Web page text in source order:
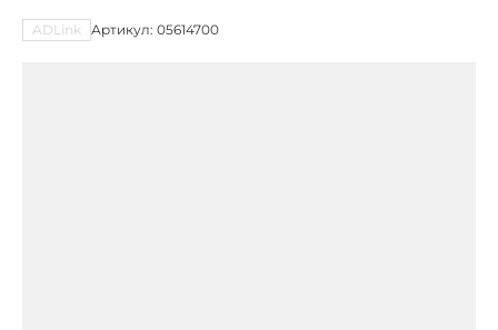
ADLink Артикул: 05614700